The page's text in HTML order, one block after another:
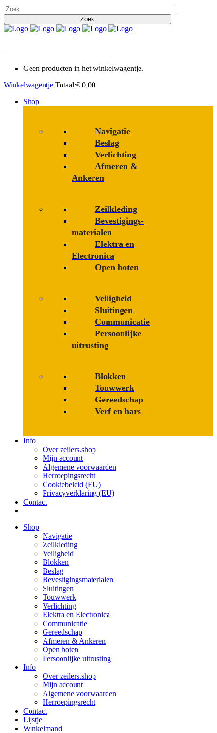
Geen producten in het winkelwagentje.
Winkelwagentje Totaal:€ 0,00
Shop
Navigatie
Beslag
Verlichting
Afmeren &
Ankeren
Zeilkleding
Bevestigings­­
materialen
Elektra en
Electronica
Open boten
Veiligheid
Sluitingen
Communicatie
Persoonlijke
uitrusting
Blokken
Touwwerk
Gereedschap
Verf en hars
Info
Over zeilers.shop
Mijn account
Algemene voorwaarden
Herroepingsrecht
Cookiebeleid (EU)
Privacyverklaring (EU)
Contact
Shop
Navigatie
Zeilkleding
Veiligheid
Blokken
Beslag
Bevestigings­­materialen
Sluitingen
Touwwerk
Verlichting
Elektra en Electronica
Communicatie
Gereedschap
Afmeren & Ankeren
Open boten
Persoonlijke uitrusting
Info
Over zeilers.shop
Mijn account
Algemene voorwaarden
Herroepingsrecht
Contact
Lijstje
Winkelmand